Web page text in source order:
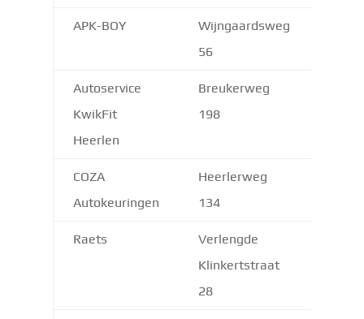
APK-BOY
Wijngaardsweg
56
Autoservice
KwikFit
Heerlen
Breukerweg
198
COZA
Autokeuringen
Heerlerweg
134
Raets
Verlengde
Klinkertstraat
28